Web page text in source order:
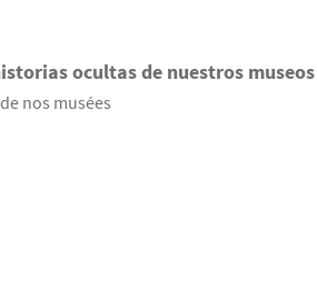
ocultas de nuestros museos
nos musées